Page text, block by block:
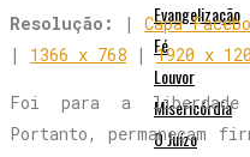
Evangelização
Fé
Louvor
Misericórdia
O Juízo
Resolução: | Capa
| 1366 x 768 |1920 x
Foi para a
Portanto, permaneçam